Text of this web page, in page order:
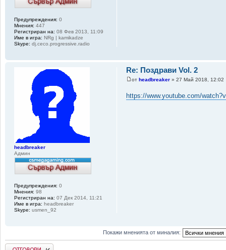
Предупреждения: 0
Мнения: 447
Регистриран на: 08 Фев 2013, 11:09
Име в игра: NRg | kamikadze
Skype: dj.ceco.progressive.radio
Re: Поздрави Vol. 2
от headbreaker » 27 Май 2018, 12:02
https://www.youtube.com/
headbreaker
Админ
Предупреждения: 0
Мнения: 98
Регистриран на: 07 Дек 2014, 11:21
Име в игра: headbreaker
Skype: usmen_92
Покажи мненията от миналия:
Добави отговор